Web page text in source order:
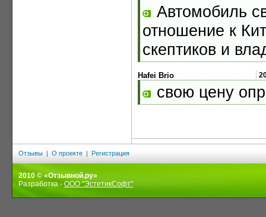
Автомобиль
отношение к
скептиков и
Hafei Brio
свою цену
Отзывы | О проекте | Регистрация
2010 © «Отзывной.ру»
Разработка - ООО "ЭстетикСофт"